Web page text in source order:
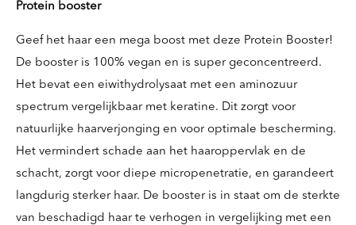
Protein booster
Geef het haar een mega boost met deze Protein Booster!
De booster is 100% vegan en is super geconcentreerd.
Het bevat een eiwithydrolysaat met een aminozuur
spectrum vergelijkbaar met keratine. Dit zorgt voor
natuurlijke haarverjonging en voor optimale bescherming.
Het vermindert schade aan het haaroppervlak en de
schacht, zorgt voor diepe micropenetratie, en garandeert
langdurig sterker haar. De booster is in staat om de sterkte
van beschadigd haar te verhogen in vergelijking met een